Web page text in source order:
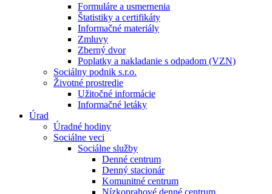
Formuláre a usmernenia
Štatistiky a certifikáty
Informačné materiály
Zmluvy
Zberný dvor
Poplatky a nakladanie s odpadom (VZN)
Sociálny podnik s.r.o.
Životné prostredie
Užitočné informácie
Informačné letáky
Úrad
Úradné hodiny
Sociálne veci
Sociálne služby
Denné centrum
Denný stacionár
Komunitné centrum
Nízkoprahové denné centrum